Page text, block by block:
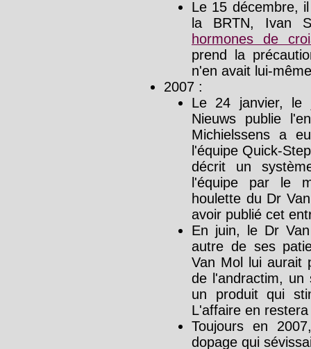
Le 15 décembre,
la BRTN, Ivan
hormones de
prend la
n'en avait lui-
2007 :
Le 24 janvier, le
Nieuws publie
Michielssens a
l'équipe Quick-
décrit un
l'équipe par le
houlette du Dr
avoir publié cet
En juin, le Dr
autre de ses
Van Mol lui aurait
de l'andractim, un
un produit qui
L'affaire en
Toujours en
dopage qui